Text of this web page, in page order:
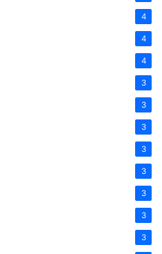
4
4
4
3
3
3
3
3
3
3
3